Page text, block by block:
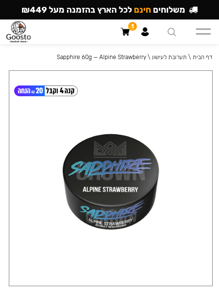
דף הבית \ תערובת לעישון \
Sapphire 60g — Alpine Strawberry
משלוחים חינם לכל הארץ בהזמנה מעל ₪449
1